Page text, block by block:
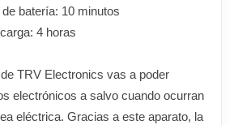
batería: 10 minutos
4 horas
TRV Electronics vas a poder
electrónicos a salvo cuando ocurran
eléctrica. Gracias a este aparato, la